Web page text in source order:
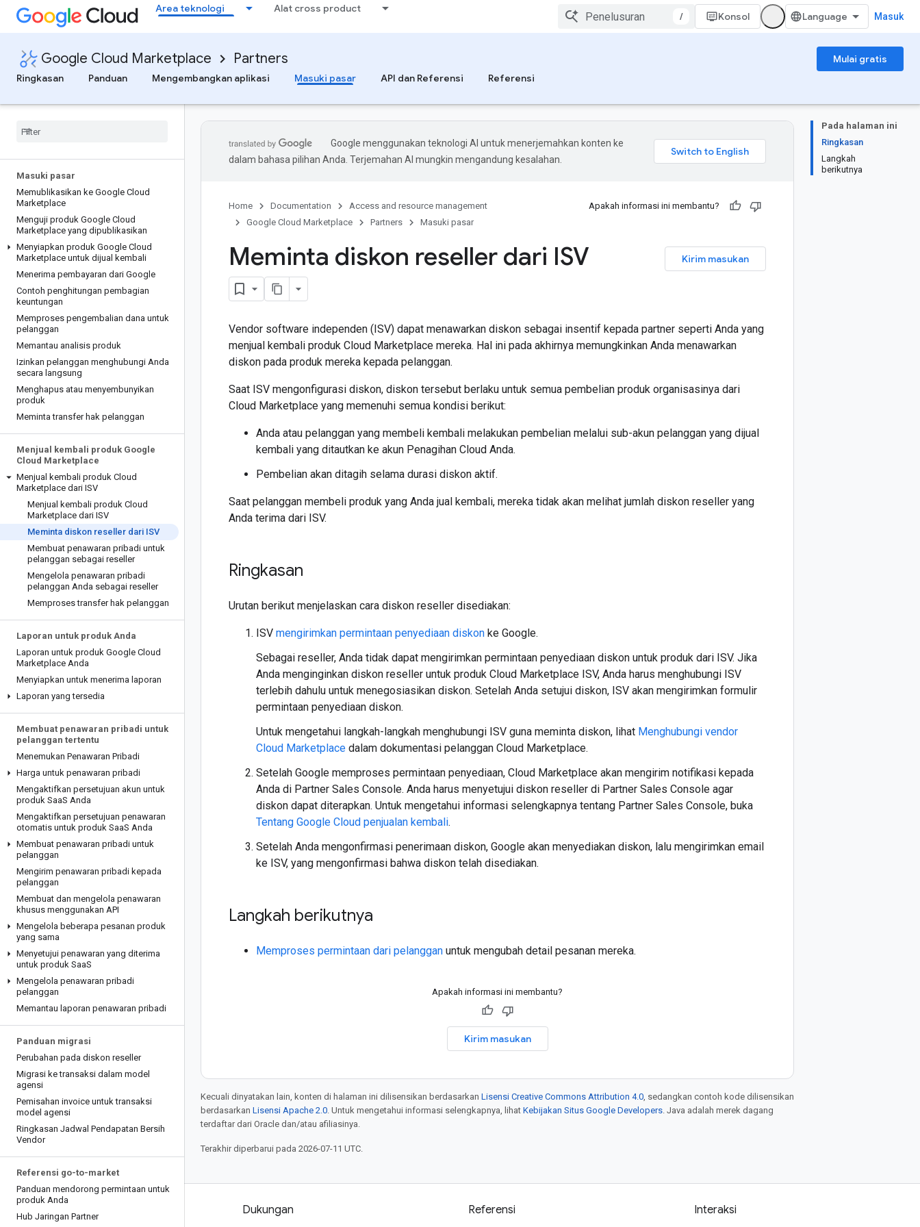
Area teknologi Alat cross product
/ Konsol Masuk
Google Cloud Marketplace Partners
Mulai gratis
Ringkasan
Panduan Mengembangkan aplikasi Masuki pasar API dan Referensi Referensi
Masuki pasar
Memublikasikan ke Google Cloud
Marketplace
Menguji produk Google Cloud
Marketplace yang dipublikasikan
Menyiapkan produk Google Cloud
Marketplace untuk dijual kembali
Menerima pembayaran dari Google
Contoh penghitungan pembagian
keuntungan
Memproses pengembalian dana untuk
pelanggan
Memantau analisis produk
Izinkan pelanggan menghubungi Anda
secara langsung
Menghapus atau menyembunyikan
produk
Meminta transfer hak pelanggan
Menjual kembali produk Google
Cloud Marketplace
Menjual kembali produk Cloud
Marketplace dari ISV
Menjual kembali produk Cloud
Marketplace dari ISV
Meminta diskon reseller dari ISV
Membuat penawaran pribadi untuk
pelanggan sebagai reseller
Mengelola penawaran pribadi
pelanggan Anda sebagai reseller
Memproses transfer hak pelanggan
Laporan untuk produk Anda
Laporan untuk produk Google Cloud
Marketplace Anda
Menyiapkan untuk menerima laporan
Laporan yang tersedia
Membuat penawaran pribadi untuk
pelanggan tertentu
Menemukan Penawaran Pribadi
Harga untuk penawaran pribadi
Mengaktifkan persetujuan akun untuk
produk SaaS Anda
Mengaktifkan persetujuan penawaran
otomatis untuk produk SaaS Anda
Membuat penawaran pribadi untuk
pelanggan
Mengirim penawaran pribadi kepada
pelanggan
Membuat dan mengelola penawaran
khusus menggunakan API
Mengelola beberapa pesanan produk
yang sama
Menyetujui penawaran yang diterima
untuk produk SaaS
Mengelola penawaran pribadi
pelanggan
Memantau laporan penawaran pribadi
Panduan migrasi
Perubahan pada diskon reseller
Migrasi ke transaksi dalam model
agensi
Pemisahan invoice untuk transaksi
model agensi
Ringkasan Jadwal Pendapatan Bersih
Vendor
Referensi go-to-market
Panduan mendorong permintaan untuk
produk Anda
Hub Jaringan Partner
Pada halaman ini
Ringkasan
Langkah
berikutnya
Google menggunakan teknologi AI untuk menerjemahkan konten ke
dalam bahasa pilihan Anda. Terjemahan AI mungkin mengandung kesalahan.
Home Documentation
Access and resource management
Google Cloud Marketplace
Partners Masuki pasar
Apakah informasi ini membantu?
Kirim masukan
Meminta diskon reseller dari ISV
Vendor software independen (ISV) dapat menawarkan diskon sebagai insentif kepada partner seperti Anda yang
menjual kembali produk Cloud Marketplace mereka. Hal ini pada akhirnya memungkinkan Anda menawarkan
diskon pada produk mereka kepada pelanggan.
Saat ISV mengonfigurasi diskon, diskon tersebut berlaku untuk semua pembelian produk organisasinya dari
Cloud Marketplace yang memenuhi semua kondisi berikut:
Anda atau pelanggan yang membeli kembali melakukan pembelian melalui sub-akun pelanggan yang dijual
kembali yang ditautkan ke akun Penagihan Cloud Anda.
Pembelian akan ditagih selama durasi diskon aktif.
Saat pelanggan membeli produk yang Anda jual kembali, mereka tidak akan melihat jumlah diskon reseller yang
Anda terima dari ISV.
Ringkasan
Urutan berikut menjelaskan cara diskon reseller disediakan:
ISV mengirimkan permintaan penyediaan diskon ke Google.
Sebagai reseller, Anda tidak dapat mengirimkan permintaan penyediaan diskon untuk produk dari ISV. Jika
Anda menginginkan diskon reseller untuk produk Cloud Marketplace ISV, Anda harus menghubungi ISV
terlebih dahulu untuk menegosiasikan diskon. Setelah Anda setujui diskon, ISV akan mengirimkan formulir
permintaan penyediaan diskon.
Untuk mengetahui langkah-langkah menghubungi ISV guna meminta diskon, lihat Menghubungi vendor
Cloud Marketplace dalam dokumentasi pelanggan Cloud Marketplace.
Setelah Google memproses permintaan penyediaan, Cloud Marketplace akan mengirim notifikasi kepada
Anda di Partner Sales Console. Anda harus menyetujui diskon reseller di Partner Sales Console agar
diskon dapat diterapkan. Untuk mengetahui informasi selengkapnya tentang Partner Sales Console, buka
Tentang Google Cloud penjualan kembali.
Setelah Anda mengonfirmasi penerimaan diskon, Google akan menyediakan diskon, lalu mengirimkan email
ke ISV, yang mengonfirmasi bahwa diskon telah disediakan.
Langkah berikutnya
Memproses permintaan dari pelanggan untuk mengubah detail pesanan mereka.
Apakah informasi ini membantu?
Kirim masukan
Kecuali dinyatakan lain, konten di halaman ini dilisensikan berdasarkan Lisensi Creative Commons Attribution 4.0, sedangkan contoh kode dilisensikan
berdasarkan Lisensi Apache 2.0. Untuk mengetahui informasi selengkapnya, lihat Kebijakan Situs Google Developers. Java adalah merek dagang
terdaftar dari Oracle dan/atau afiliasinya.
Terakhir diperbarui pada 2026-07-11 UTC.
Produk dan harga Dukungan Referensi Interaksi